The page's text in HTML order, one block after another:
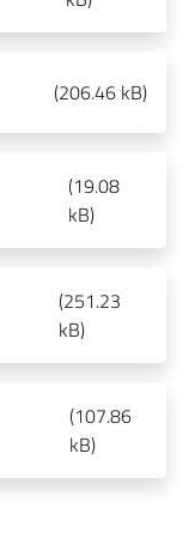
(206.46 kB)
(19.08
kB)
(251.23
kB)
(107.86
kB)